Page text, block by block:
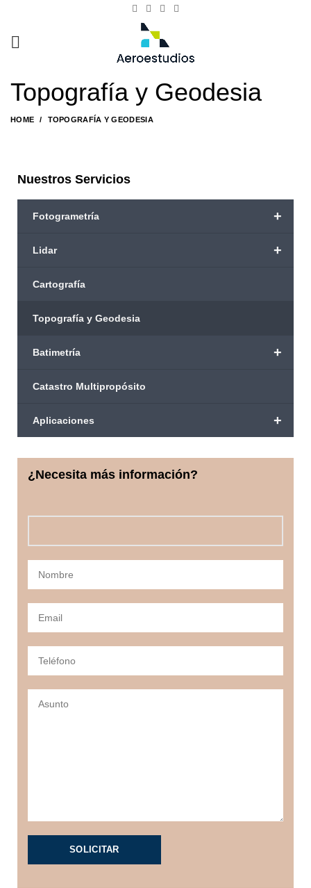
Topografía y Geodesia
HOME TOPOGRAFÍA Y GEODESIA
Nuestros Servicios
+
Fotogrametría
+
Lidar
Cartografía
Topografía y Geodesia
+
Batimetría
Catastro Multipropósito
+
Aplicaciones
¿Necesita más información?